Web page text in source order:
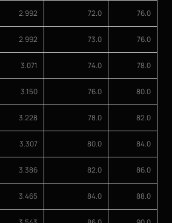
76.0
72.0
2.992
76.0
73.0
2.992
78.0
74.0
3.071
80.0
76.0
3.150
82.0
78.0
3.228
84.0
80.0
3.307
86.0
82.0
3.386
88.0
84.0
3.465